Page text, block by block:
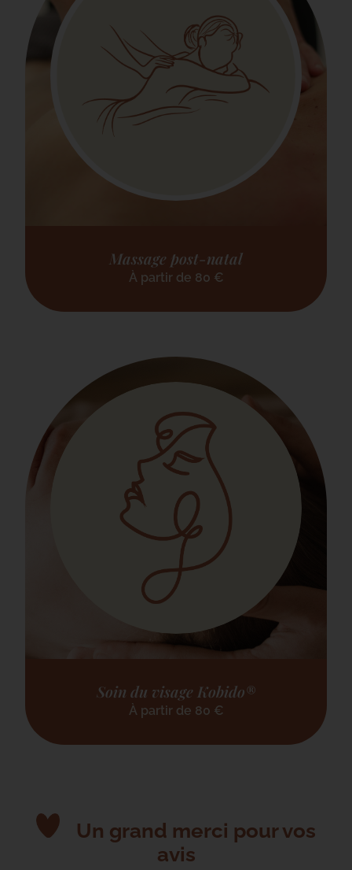
Massage post-natal
À partir de 80 €
Soin du visage Kobido®
À partir de 80 €
Un grand merci pour vos
avis